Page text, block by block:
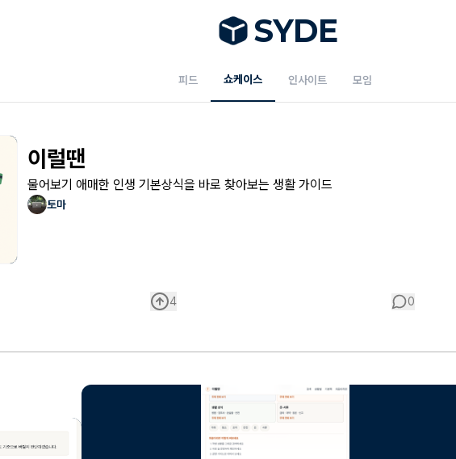
SYDE
피드 쇼케이스 인사이트 모임
이럴땐
물어보기 애매한 인생 기본상식을 바로 찾아보는 생활 가이드
토마
4 0